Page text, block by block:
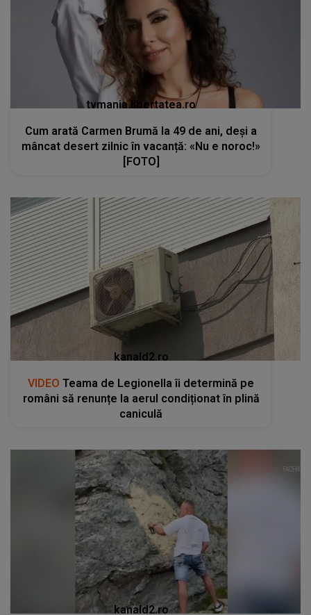
tvmania.libertatea.ro
Cum arată Carmen Brumă la 49 de ani, deși a
mâncat desert zilnic în vacanță: «Nu e noroc!»
[FOTO]
kanald2.ro
VIDEO Teama de Legionella îi determină pe
români să renunțe la aerul condiționat în plină
caniculă
kanald2.ro